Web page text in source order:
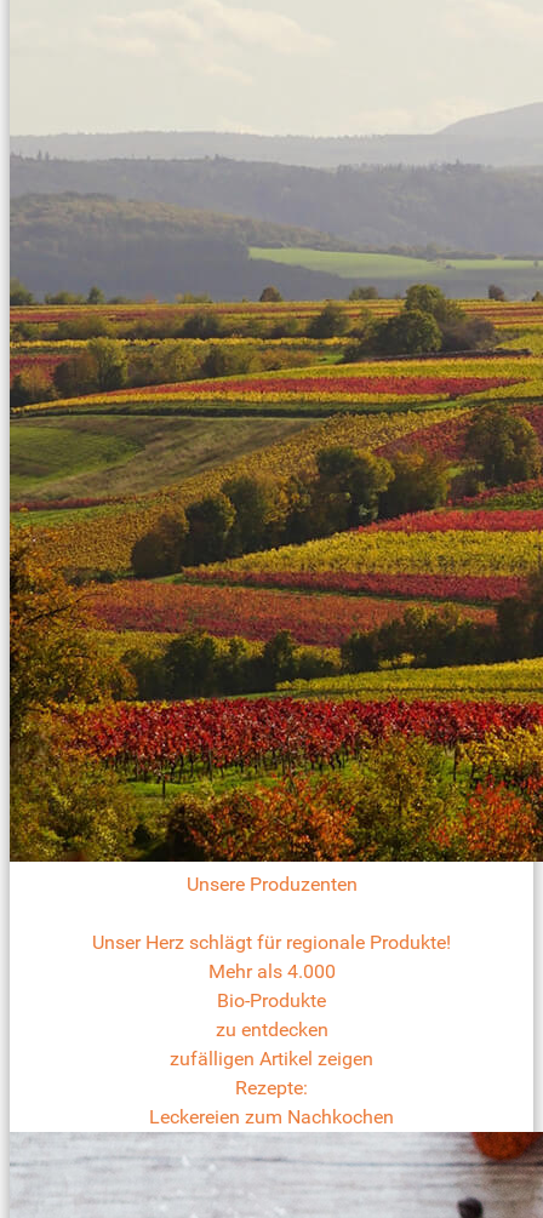
Unsere Produzenten
Unser Herz schlägt für regionale Produkte!
Mehr als 4.000
Bio-Produkte
zu entdecken
zufälligen Artikel zeigen
Rezepte:
Leckereien zum Nachkochen